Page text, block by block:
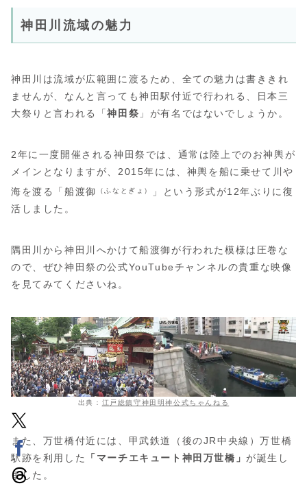
神田川流域の魅力
神田川は流域が広範囲に渡るため、全ての魅力は書ききれ
ませんが、なんと言っても神田駅付近で行われる、日本三
大祭りと言われる「神田祭 」が有名ではないでしょうか。
2年に一度開催される神田祭では、通常は陸上でのお神輿が
メインとなりますが、2015年には、神輿を船に乗せて川や
海を渡る「船渡御
（ふなとぎょ）
」という形式が12年ぶりに復
活しました。
隅田川から神田川へかけて船渡御が行われた模様は圧巻な
ので、ぜひ神田祭の公式YouTubeチャンネルの貴重な映像
を見てみてくださいね。
出典： 江戸総鎮守神田明神公式ちゃんねる
また、万世橋付近には、甲武鉄道（後のJR中央線）万世橋
駅跡を利用した
「マーチエキュート神田万世橋」 が誕生し
ました。